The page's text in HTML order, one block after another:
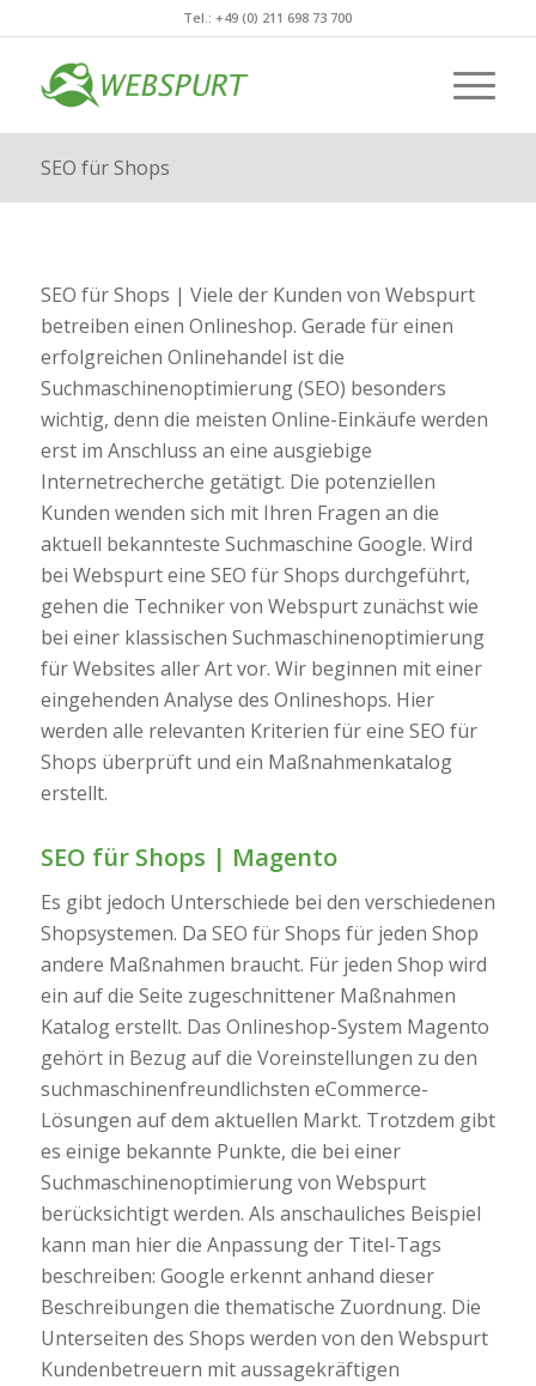
Tel.: +49 (0) 211 698 73 700
SEO für Shops
SEO für Shops | Viele der Kunden von Webspurt
betreiben einen Onlineshop. Gerade für einen
erfolgreichen Onlinehandel ist die
Suchmaschinenoptimierung (SEO) besonders
wichtig, denn die meisten Online-Einkäufe werden
erst im Anschluss an eine ausgiebige
Internetrecherche getätigt. Die potenziellen
Kunden wenden sich mit Ihren Fragen an die
aktuell bekannteste Suchmaschine Google. Wird
bei Webspurt eine SEO für Shops durchgeführt,
gehen die Techniker von Webspurt zunächst wie
bei einer klassischen Suchmaschinenoptimierung
für Websites aller Art vor. Wir beginnen mit einer
eingehenden Analyse des Onlineshops. Hier
werden alle relevanten Kriterien für eine SEO für
Shops überprüft und ein Maßnahmenkatalog
erstellt.
SEO für Shops | Magento
Es gibt jedoch Unterschiede bei den verschiedenen
Shopsystemen. Da SEO für Shops für jeden Shop
andere Maßnahmen braucht. Für jeden Shop wird
ein auf die Seite zugeschnittener Maßnahmen
Katalog erstellt. Das Onlineshop-System Magento
gehört in Bezug auf die Voreinstellungen zu den
suchmaschinenfreundlichsten eCommerce-
Lösungen auf dem aktuellen Markt. Trotzdem gibt
es einige bekannte Punkte, die bei einer
Suchmaschinenoptimierung von Webspurt
berücksichtigt werden. Als anschauliches Beispiel
kann man hier die Anpassung der Titel-Tags
beschreiben: Google erkennt anhand dieser
Beschreibungen die thematische Zuordnung. Die
Unterseiten des Shops werden von den Webspurt
Kundenbetreuern mit aussagekräftigen